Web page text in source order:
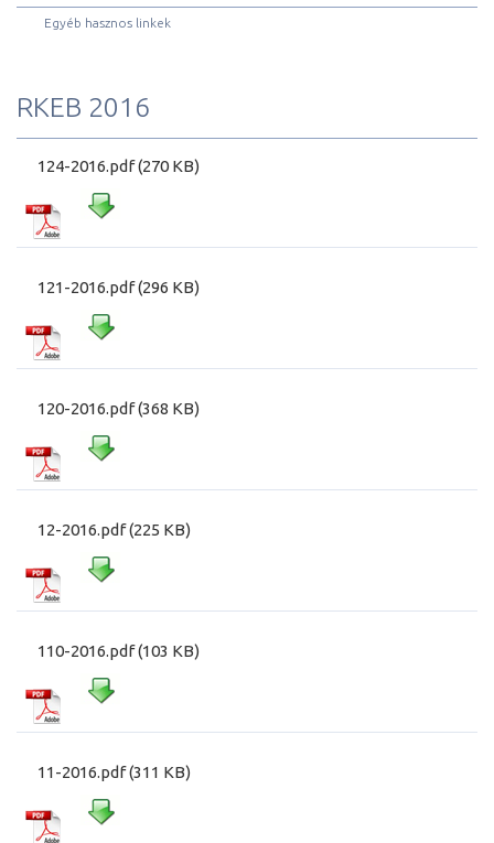
Egyéb hasznos linkek
RKEB 2016
124-2016.pdf (270 KB)
121-2016.pdf (296 KB)
120-2016.pdf (368 KB)
12-2016.pdf (225 KB)
110-2016.pdf (103 KB)
11-2016.pdf (311 KB)